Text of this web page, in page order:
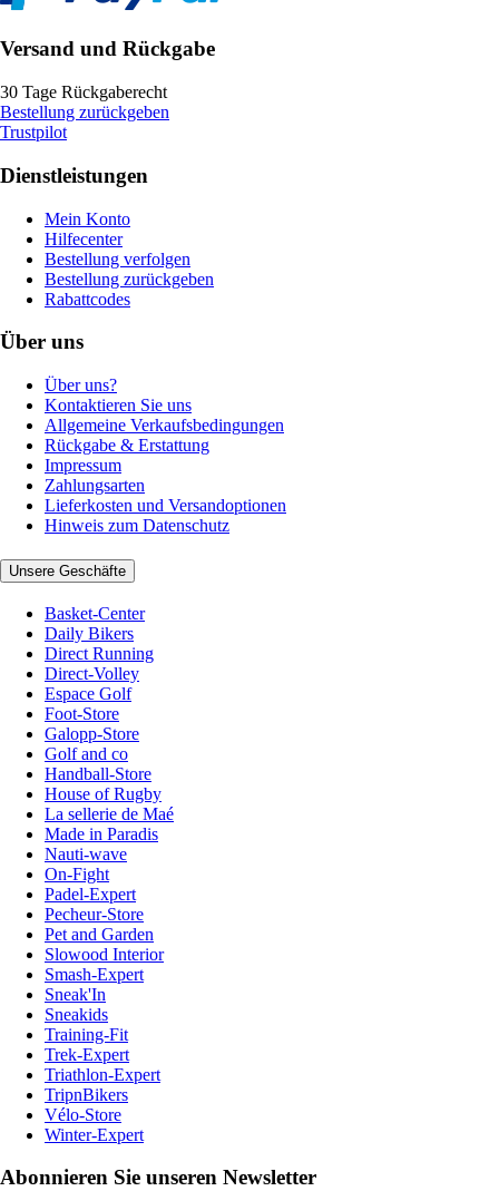
Versand und Rückgabe
30 Tage Rückgaberecht
Bestellung zurückgeben
Trustpilot
Dienstleistungen
Mein Konto
Hilfecenter
Bestellung verfolgen
Bestellung zurückgeben
Rabattcodes
Über uns
Über uns?
Kontaktieren Sie uns
Allgemeine Verkaufsbedingungen
Rückgabe & Erstattung
Impressum
Zahlungsarten
Lieferkosten und Versandoptionen
Hinweis zum Datenschutz
Unsere Geschäfte
Basket-Center
Daily Bikers
Direct Running
Direct-Volley
Espace Golf
Foot-Store
Galopp-Store
Golf and co
Handball-Store
House of Rugby
La sellerie de Maé
Made in Paradis
Nauti-wave
On-Fight
Padel-Expert
Pecheur-Store
Pet and Garden
Slowood Interior
Smash-Expert
Sneak'In
Sneakids
Training-Fit
Trek-Expert
Triathlon-Expert
TripnBikers
Vélo-Store
Winter-Expert
Abonnieren Sie unseren Newsletter